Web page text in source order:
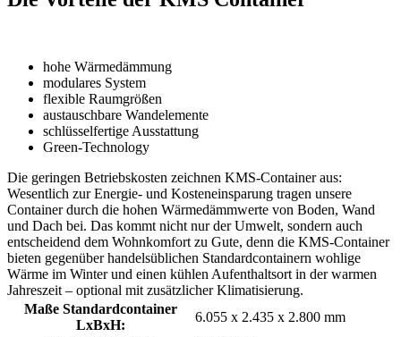
hohe Wärmedämmung
modulares System
flexible Raumgrößen
austauschbare Wandelemente
schlüsselfertige Ausstattung
Green-Technology
Die geringen Betriebskosten zeichnen KMS-Container aus:
Wesentlich zur Energie- und Kosteneinsparung tragen unsere
Container durch die hohen Wärmedämmwerte von Boden, Wand
und Dach bei. Das kommt nicht nur der Umwelt, sondern auch
entscheidend dem Wohnkomfort zu Gute, denn die KMS-Container
bieten gegenüber handelsüblichen Standardcontainern wohlige
Wärme im Winter und einen kühlen Aufenthaltsort in der warmen
Jahreszeit – optional mit zusätzlicher Klimatisierung.
Maße Standardcontainer
LxBxH:
6.055 x 2.435 x 2.800 mm